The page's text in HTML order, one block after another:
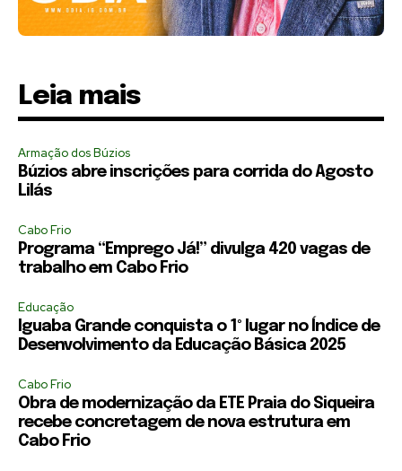
Leia mais
Armação dos Búzios
Búzios abre inscrições para corrida do Agosto
Lilás
Cabo Frio
Programa “Emprego Já!” divulga 420 vagas de
trabalho em Cabo Frio
Educação
Iguaba Grande conquista o 1º lugar no Índice de
Desenvolvimento da Educação Básica 2025
Cabo Frio
Obra de modernização da ETE Praia do Siqueira
recebe concretagem de nova estrutura em
Cabo Frio